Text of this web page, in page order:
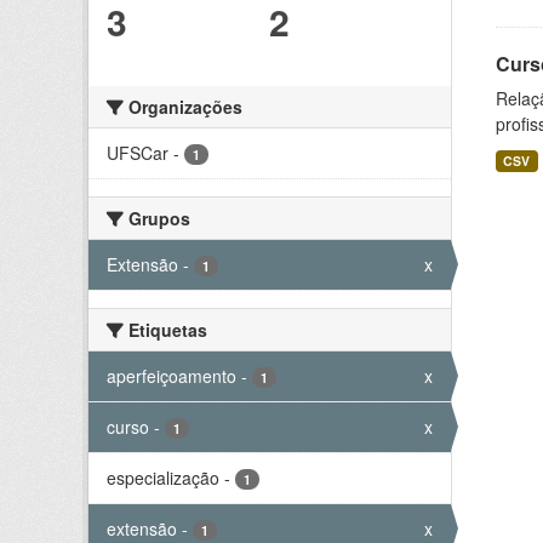
3 2
Organizações
UFSCar - 1
Grupos
Extensão - 1 x
Etiquetas
aperfeiçoamento - 1 x
curso - 1 x
especialização - 1
extensão - 1 x
CSV